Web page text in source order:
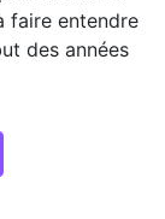
faire entendre
des années